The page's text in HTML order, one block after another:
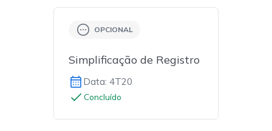
OPCIONAL
Simplificação de Registro
Data: 4T20
Concluído